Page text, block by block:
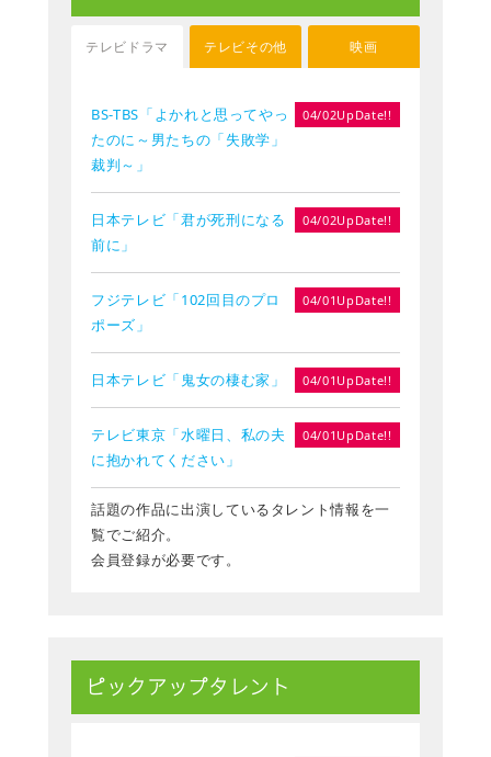
テレビドラマ テレビその他 映画
BS-TBS「よかれと思ってやっ
たのに～男たちの「失敗学」
裁判～」
04/02UpDate!!
日本テレビ「君が死刑になる
前に」
04/02UpDate!!
フジテレビ「102回目のプロ
ポーズ」
04/01UpDate!!
日本テレビ「鬼女の棲む家」 04/01UpDate!!
テレビ東京「水曜日、私の夫
に抱かれてください」
04/01UpDate!!
話題の作品に出演しているタレント情報を一
覧でご紹介。
会員登録が必要です。
ピックアップタレント